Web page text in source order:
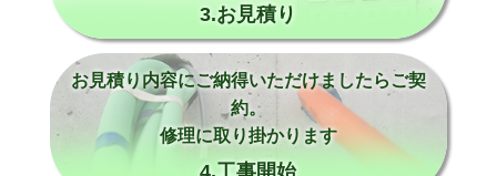
3.お見積り
お見積り内容にご納得いただけましたらご契
約。
修理に取り掛かります
4.工事開始